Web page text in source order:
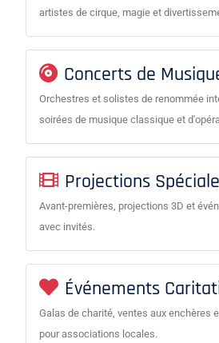
artistes de cirque, magie et
Concerts de
Orchestres et solistes de renommée
soirées de musique classique et
Projections
Avant-premières, projections 3D et
avec invités.
Événements
Galas de charité, ventes aux enchères
pour associations locales.